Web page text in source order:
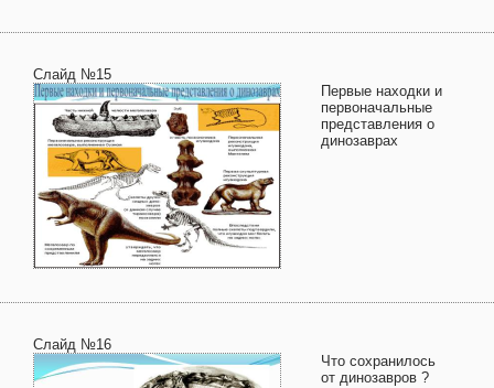
Слайд №15
Первые находки и
первоначальные
представления о
динозаврах
Слайд №16
Что сохранилось
от динозавров ?